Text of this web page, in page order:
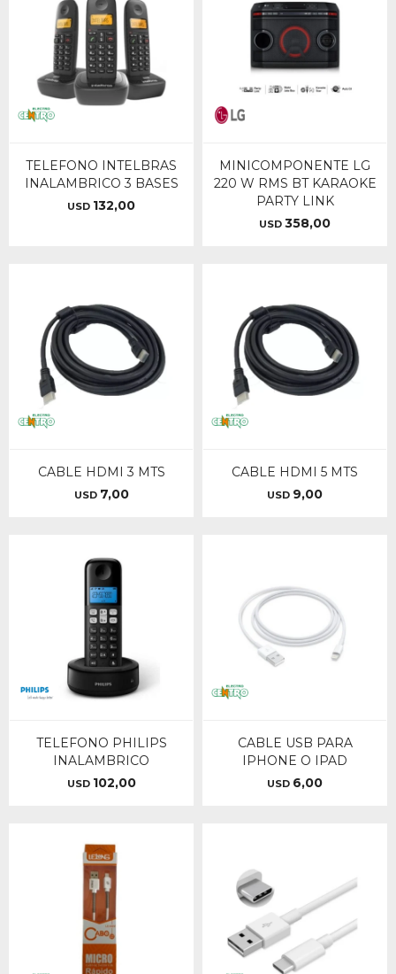
TELEFONO INTELBRAS
INALAMBRICO 3 BASES
USD 132,00
MINICOMPONENTE LG
220 W RMS BT KARAOKE
PARTY LINK
USD 358,00
CABLE HDMI 3 MTS
USD 7,00
CABLE HDMI 5 MTS
USD 9,00
TELEFONO PHILIPS
INALAMBRICO
USD 102,00
CABLE USB PARA
IPHONE O IPAD
USD 6,00